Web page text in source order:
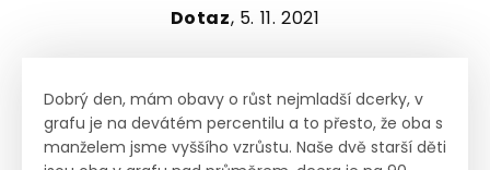
Dotaz, 5. 11. 2021
Dobrý den, mám obavy o růst nejmladší dcerky, v
grafu je na devátém percentilu a to přesto, že oba s
manželem jsme vyššího vzrůstu. Naše dvě starší děti